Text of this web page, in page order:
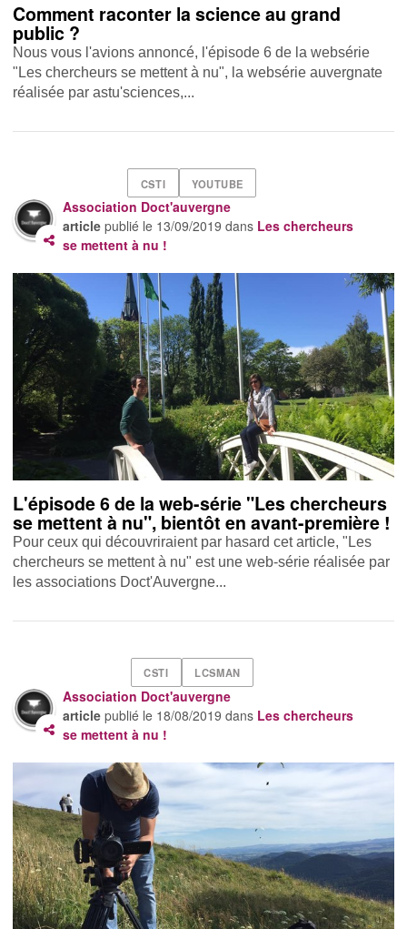
Comment raconter la science au grand
public ?
Nous vous l'avions annoncé, l'épisode 6 de la websérie
"Les chercheurs se mettent à nu", la websérie auvergnate
réalisée par astu'sciences,...
CSTI YOUTUBE
Association Doct'auvergne
article publié le 13/09/2019 dans Les chercheurs
se mettent à nu !
L'épisode 6 de la web-série "Les chercheurs
se mettent à nu", bientôt en avant-première !
Pour ceux qui découvriraient par hasard cet article, "Les
chercheurs se mettent à nu" est une web-série réalisée par
les associations Doct'Auvergne...
CSTI LCSMAN
Association Doct'auvergne
article publié le 18/08/2019 dans Les chercheurs
se mettent à nu !